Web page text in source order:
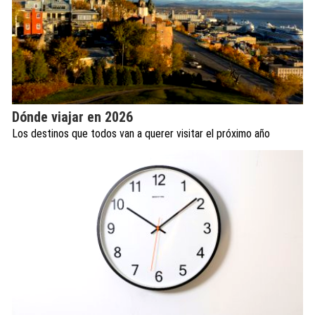
Dónde viajar en 2026
Los destinos que todos van a querer visitar el próximo año